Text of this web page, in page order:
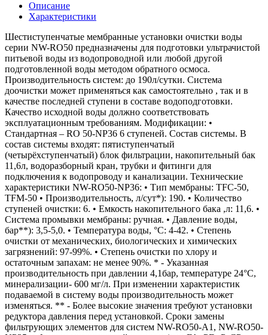
Описание
Характеристики
Шестиступенчатые мембранные установки очистки воды
серии NW-RO50 предназначены для подготовки ультрачистой
питьевой воды из водопроводной или любой другой
подготовленной воды методом обратного осмоса.
Производительность систем: до 190л/сутки. Система
доочистки может применяться как самостоятельно , так и в
качестве последней ступени в составе водоподготовки.
Качество исходной воды должно соответствовать
эксплуатационным требованиям. Модификации: •
Стандартная – RO 50-NP36 6 ступеней. Состав системы. В
состав системы входят: пятиступенчатый
(четырёхступенчатый) блок фильтрации, накопительный бак
11,6л, водоразборный кран, трубки и фитинги для
подключения к водопроводу и канализации. Технические
характеристики NW-RO50-NP36: • Тип мембраны: TFC-50,
TFM-50 • Производительность, л/сут*): 190. • Количество
ступеней очистки: 6. • Емкость накопительного бака ,л: 11,6. •
Система промывки мембраны: ручная. • Давление воды,
бар**): 3,5-5,0. • Температура воды, °С: 4-42. • Степень
очистки от механических, биологических и химических
загрязнений: 97-99%. • Степень очистки по хлору и
остаточным запахам: не менее 90%. * - Указанная
производительность при давлении 4,1бар, температуре 24°С,
минерализации- 600 мг/л. При изменении характеристик
подаваемой в систему воды производительность может
изменяться. ** - Более высокие значения требуют установки
редуктора давления перед установкой. Сроки замены
фильтрующих элементов для систем NW-RO50-A1, NW-RO50-